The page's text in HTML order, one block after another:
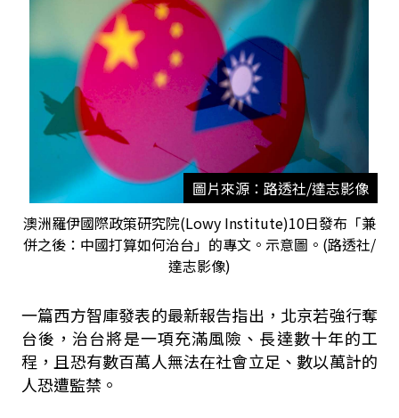
圖片來源：路透社/達志影像
澳洲羅伊國際政策研究院(Lowy Institute)10日發布「兼
併之後：中國打算如何治台」的專文。示意圖。(路透社/
達志影像)
一篇西方智庫發表的最新報告指出，北京若強行奪
台後，治台將是一項充滿風險、長達數十年的工
程，且恐有數百萬人無法在社會立足、數以萬計的
人恐遭監禁。